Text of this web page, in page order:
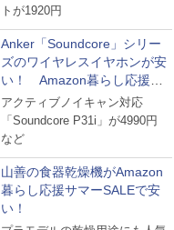
トが1920円
Anker「Soundcore」シリー
ズのワイヤレスイヤホンが安
い！ Amazon暮らし応援サ
マーSALE
アクティブノイキャン対応
「Soundcore P31i」が4990円
など
山善の食器乾燥機がAmazon
暮らし応援サマーSALEで安
い！